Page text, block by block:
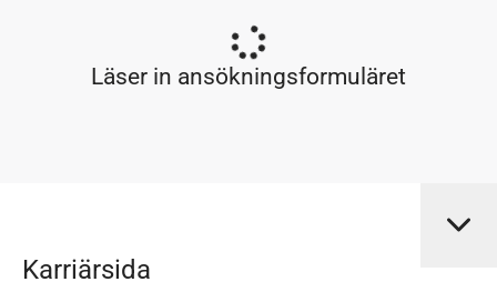
Läser in ansökningsformuläret
Karriärsida